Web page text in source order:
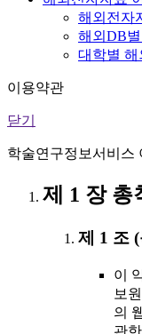
해외전자
해외DB
대학별
이용약관
닫기
학술연구정보서비스
제 1 장 총
제 1 조
이
보
의
관